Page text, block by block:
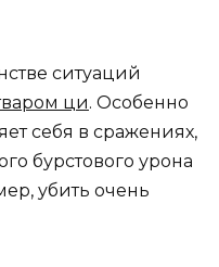
ситуаций
ци. Особенно
себя в сражениях,
бурстового урона
убить очень